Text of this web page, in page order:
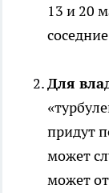
13 и 20
Для
придут
может
может